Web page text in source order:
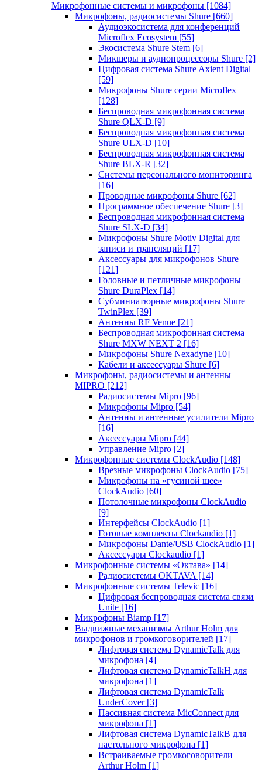
Микрофонные системы и микрофоны [1084]
Микрофоны, радиосистемы Shure [660]
Аудиоэкосистема для конференций
Microflex Ecosystem [55]
Экосистема Shure Stem [6]
Микшеры и аудиопроцессоры Shure [2]
Цифровая система Shure Axient Digital
[59]
Микрофоны Shure серии Microflex
[128]
Беспроводная микрофонная система
Shure QLX-D [9]
Беспроводная микрофонная система
Shure ULX-D [10]
Беспроводная микрофонная система
Shure BLX-R [32]
Системы персонального мониторинга
[16]
Проводные микрофоны Shure [62]
Программное обеспечение Shure [3]
Беспроводная микрофонная система
Shure SLX-D [34]
Микрофоны Shure Motiv Digital для
записи и трансляций [17]
Аксессуары для микрофонов Shure
[121]
Головные и петличные микрофоны
Shure DuraPlex [14]
Субминиатюрные микрофоны Shure
TwinPlex [39]
Антенны RF Venue [21]
Беспроводная микрофонная система
Shure MXW NEXT 2 [16]
Микрофоны Shure Nexadyne [10]
Кабели и аксессуары Shure [6]
Микрофоны, радиосистемы и антенны
MIPRO [212]
Радиосистемы Mipro [96]
Микрофоны Mipro [54]
Антенны и антенные усилители Mipro
[16]
Аксессуары Mipro [44]
Управление Mipro [2]
Микрофонные системы ClockAudio [148]
Врезные микрофоны ClockAudio [75]
Микрофоны на «гусиной шее»
ClockAudio [60]
Потолочные микрофоны ClockAudio
[9]
Интерфейсы ClockAudio [1]
Готовые комплекты Clockaudio [1]
Микрофоны Dante/USB ClockAudio [1]
Аксессуары Clockaudio [1]
Микрофонные системы «Октава» [14]
Радиосистемы OKTAVA [14]
Микрофонные системы Televic [16]
Цифровая беспроводная система связи
Unite [16]
Микрофоны Biamp [17]
Выдвижные механизмы Arthur Holm для
микрофонов и громкоговорителей [17]
Лифтовая система DynamicTalk для
микрофона [4]
Лифтовая система DynamicTalkH для
микрофона [1]
Лифтовая система DynamicTalk
UnderCover [3]
Пассивная система MicConnect для
микрофона [1]
Лифтовая система DynamicTalkB для
настольного микрофона [1]
Встраиваемые громкоговорители
Arthur Holm [1]